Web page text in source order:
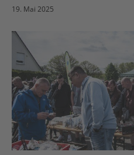
19. Mai 2025